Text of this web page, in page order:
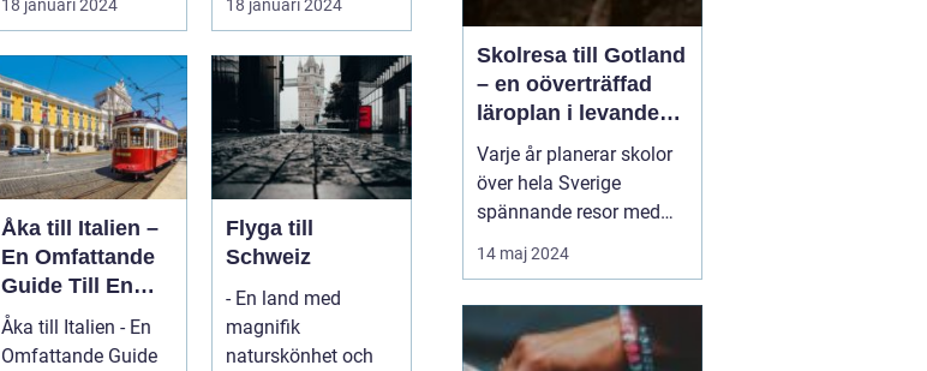
som Frankrike...
18 januari 2024
Spanien, er...
18 januari 2024
Åka till Italien –
En Omfattande
Guide Till En
Oförglömlig
Upplevelse
Åka till Italien - En
Omfattande Guide
Flyga till
Schweiz
- En land med
magnifik
naturskönhet och
Skolresa till Gotland
– en oöverträffad
läroplan i levande
historia
Varje år planerar skolor
över hela Sverige
spännande resor med
pedagogiska inslag, där
målet är att berika
utanför klassrummets
fyra väggar. Gotland står
14 maj 2024